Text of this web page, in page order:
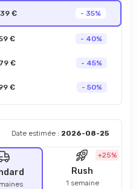
€ - 35%
€ - 40%
€ - 45%
€ - 50%
Date estimée : 2026-08-25
+25%
Rush
1 semaine